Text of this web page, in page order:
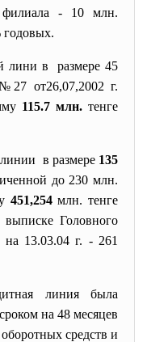
филиала - 10 млн.
годовых.
лини в размере 45
от26,07,2002 г.
115.7 млн.тенге
в размере 135
до 230 млн.
451,254млн. тенге
Головного
13.03.04 г. - 261
линия была
на 48 месяцев
средств и